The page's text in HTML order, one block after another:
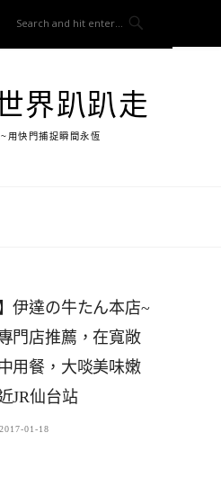
界趴趴走
用快門捕捉瞬間永恆
伊達の牛たん本店~
門店推薦，在寬敞
用餐，大啖美味嫩
JR仙台站
2017-01-18